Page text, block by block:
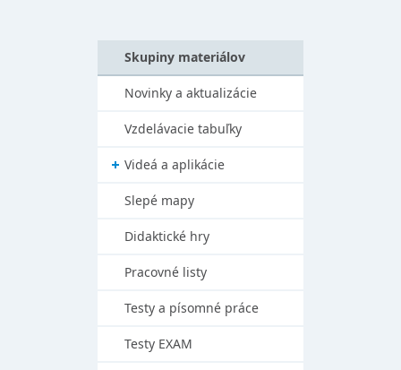
Skupiny materiálov
Novinky a aktualizácie
Vzdelávacie tabuľky
Videá a aplikácie
Slepé mapy
Didaktické hry
Pracovné listy
Testy a písomné práce
Testy EXAM